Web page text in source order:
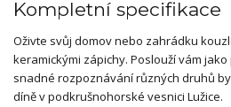
Kompletní specifikace
Oživte svůj domov nebo zahrádku
keramickými zápichy. Poslouží vám
snadné rozpoznávání různých druhů
díně v podkrušnohorské vesnici Lužice.